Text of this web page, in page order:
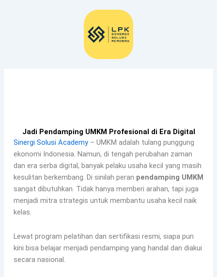
Jadi Pendamping UMKM Profesional di Era Digital
Sinergi Solusi Academy– UMKM adalah tulang punggung
ekonomi Indonesia. Namun, di tengah perubahan zaman
dan era serba digital, banyak pelaku usaha kecil yang masih
kesulitan berkembang. Di sinilah peran pendamping UMKM
sangat dibutuhkan. Tidak hanya memberi arahan, tapi juga
menjadi mitra strategis untuk membantu usaha kecil naik
kelas.
Lewat program pelatihan dan sertifikasi resmi, siapa pun
kini bisa belajar menjadi pendamping yang handal dan diakui
secara nasional.